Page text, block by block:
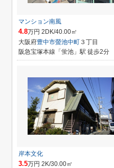
マンション南風
4.8万円 2DK/40.00㎡
大阪府豊中市螢池中町 ３丁目
阪急宝塚本線「蛍池」駅 徒歩2分
岸本文化
3.5万円 2K/30.00㎡